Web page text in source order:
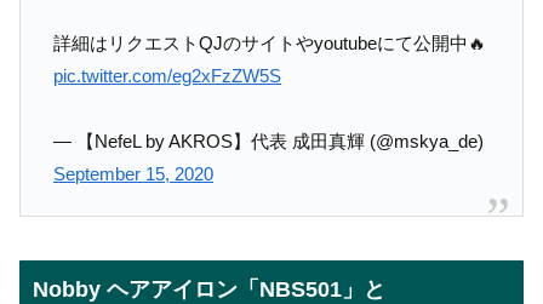
詳細はリクエストQJのサイトやyoutubeにて公開中🔥
pic.twitter.com/eg2xFzZW5S
— 【NefeL by AKROS】代表 成田真輝 (@mskya_de)
September 15, 2020
Nobby ヘアアイロン「NBS501」と